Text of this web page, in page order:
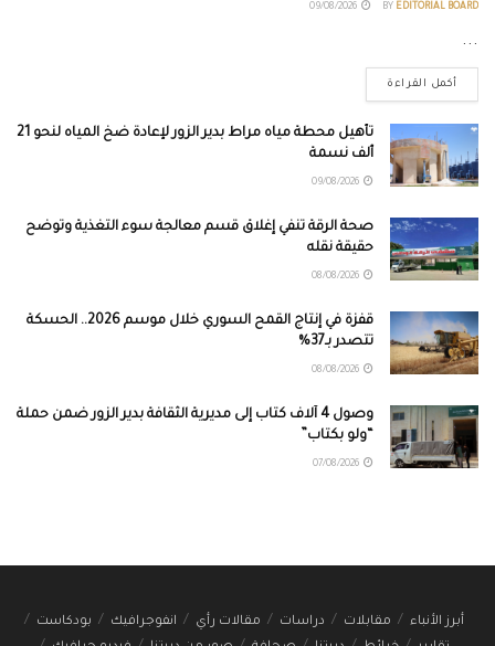
BY EDITORIAL BOARD
...
أكمل القراءة
تأهيل محطة مياه مراط بدير الزور لإعادة ضخ المياه لنحو 21
ألف نسمة
صحة الرقة تنفي إغلاق قسم معالجة سوء التغذية وتوضح
حقيقة نقله
قفزة في إنتاج القمح السوري خلال موسم 2026.. الحسكة
تتصدر بـ37%
وصول 4 آلاف كتاب إلى مديرية الثقافة بدير الزور ضمن حملة
“ولو بكتاب”
أبرز الأنباء مقابلات دراسات مقالات رأي انفوجرافيك
بودكاست